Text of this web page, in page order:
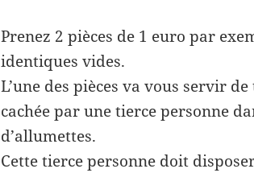
Prenez 2 pièces de 1 euro par
identiques vides.
L’une des pièces va vous servir
cachée par une tierce personne
d’allumettes.
Cette tierce personne doit